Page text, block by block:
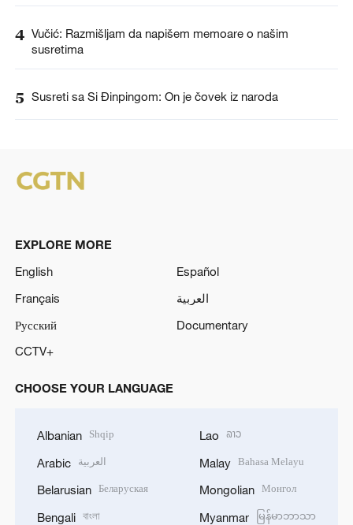
4 Vučić: Razmišljam da napišem memoare o našim
susretima
5 Susreti sa Si Đinpingom: On je čovek iz naroda
EXPLORE MORE
English
Español
Français
العربية
Русский
Documentary
CCTV+
CHOOSE YOUR LANGUAGE
Albanian Shqip
Arabic العربية
Belarusian Беларуская
Bengali বাংলা
Lao ລາວ
Malay Bahasa Melayu
Mongolian Монгол
Myanmar မြန်မာဘာသာ